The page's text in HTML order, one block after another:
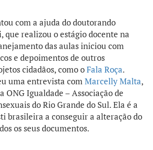
com a ajuda do doutorando
que realizou o estágio docente na
das aulas iniciou com
e depoimentos de outros
cidadãos, como oFala Roça.
uma entrevista comMarcelly Malta,
ONG Igualdade – Associação de
do Rio Grande do Sul. Ela é a
brasileira a conseguir a alteração do
os seus documentos.